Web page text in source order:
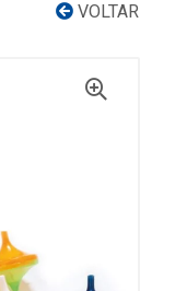
VOLTAR